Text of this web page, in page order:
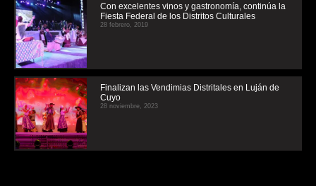
Con excelentes vinos y gastronomía, continúa la
Fiesta Federal de los Distritos Culturales
28 febrero, 2019
Finalizan las Vendimias Distritales en Luján de
Cuyo
28 noviembre, 2023